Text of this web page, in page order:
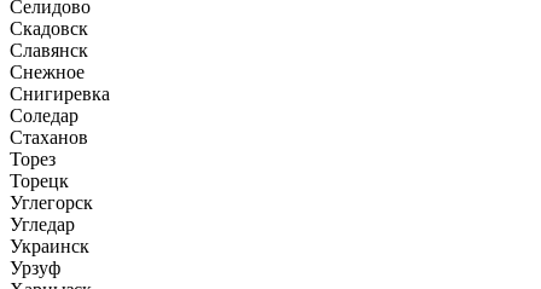
Селидово
Скадовск
Славянск
Снежное
Снигиревка
Соледар
Стаханов
Торез
Торецк
Углегорск
Угледар
Украинск
Урзуф